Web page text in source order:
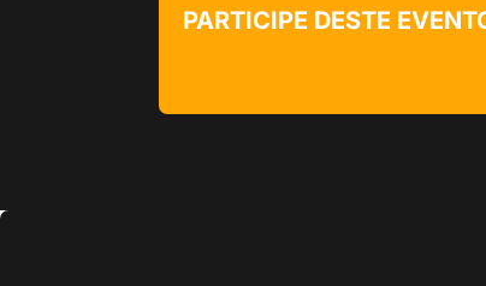
PARTICIPE DESTE